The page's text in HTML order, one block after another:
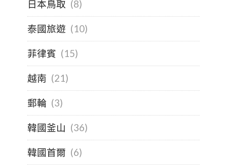
日本鳥取 (8)
泰國旅遊 (10)
菲律賓 (15)
越南 (21)
郵輪 (3)
韓國釜山 (36)
韓國首爾 (6)